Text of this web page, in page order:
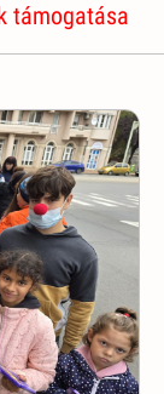
támogatása